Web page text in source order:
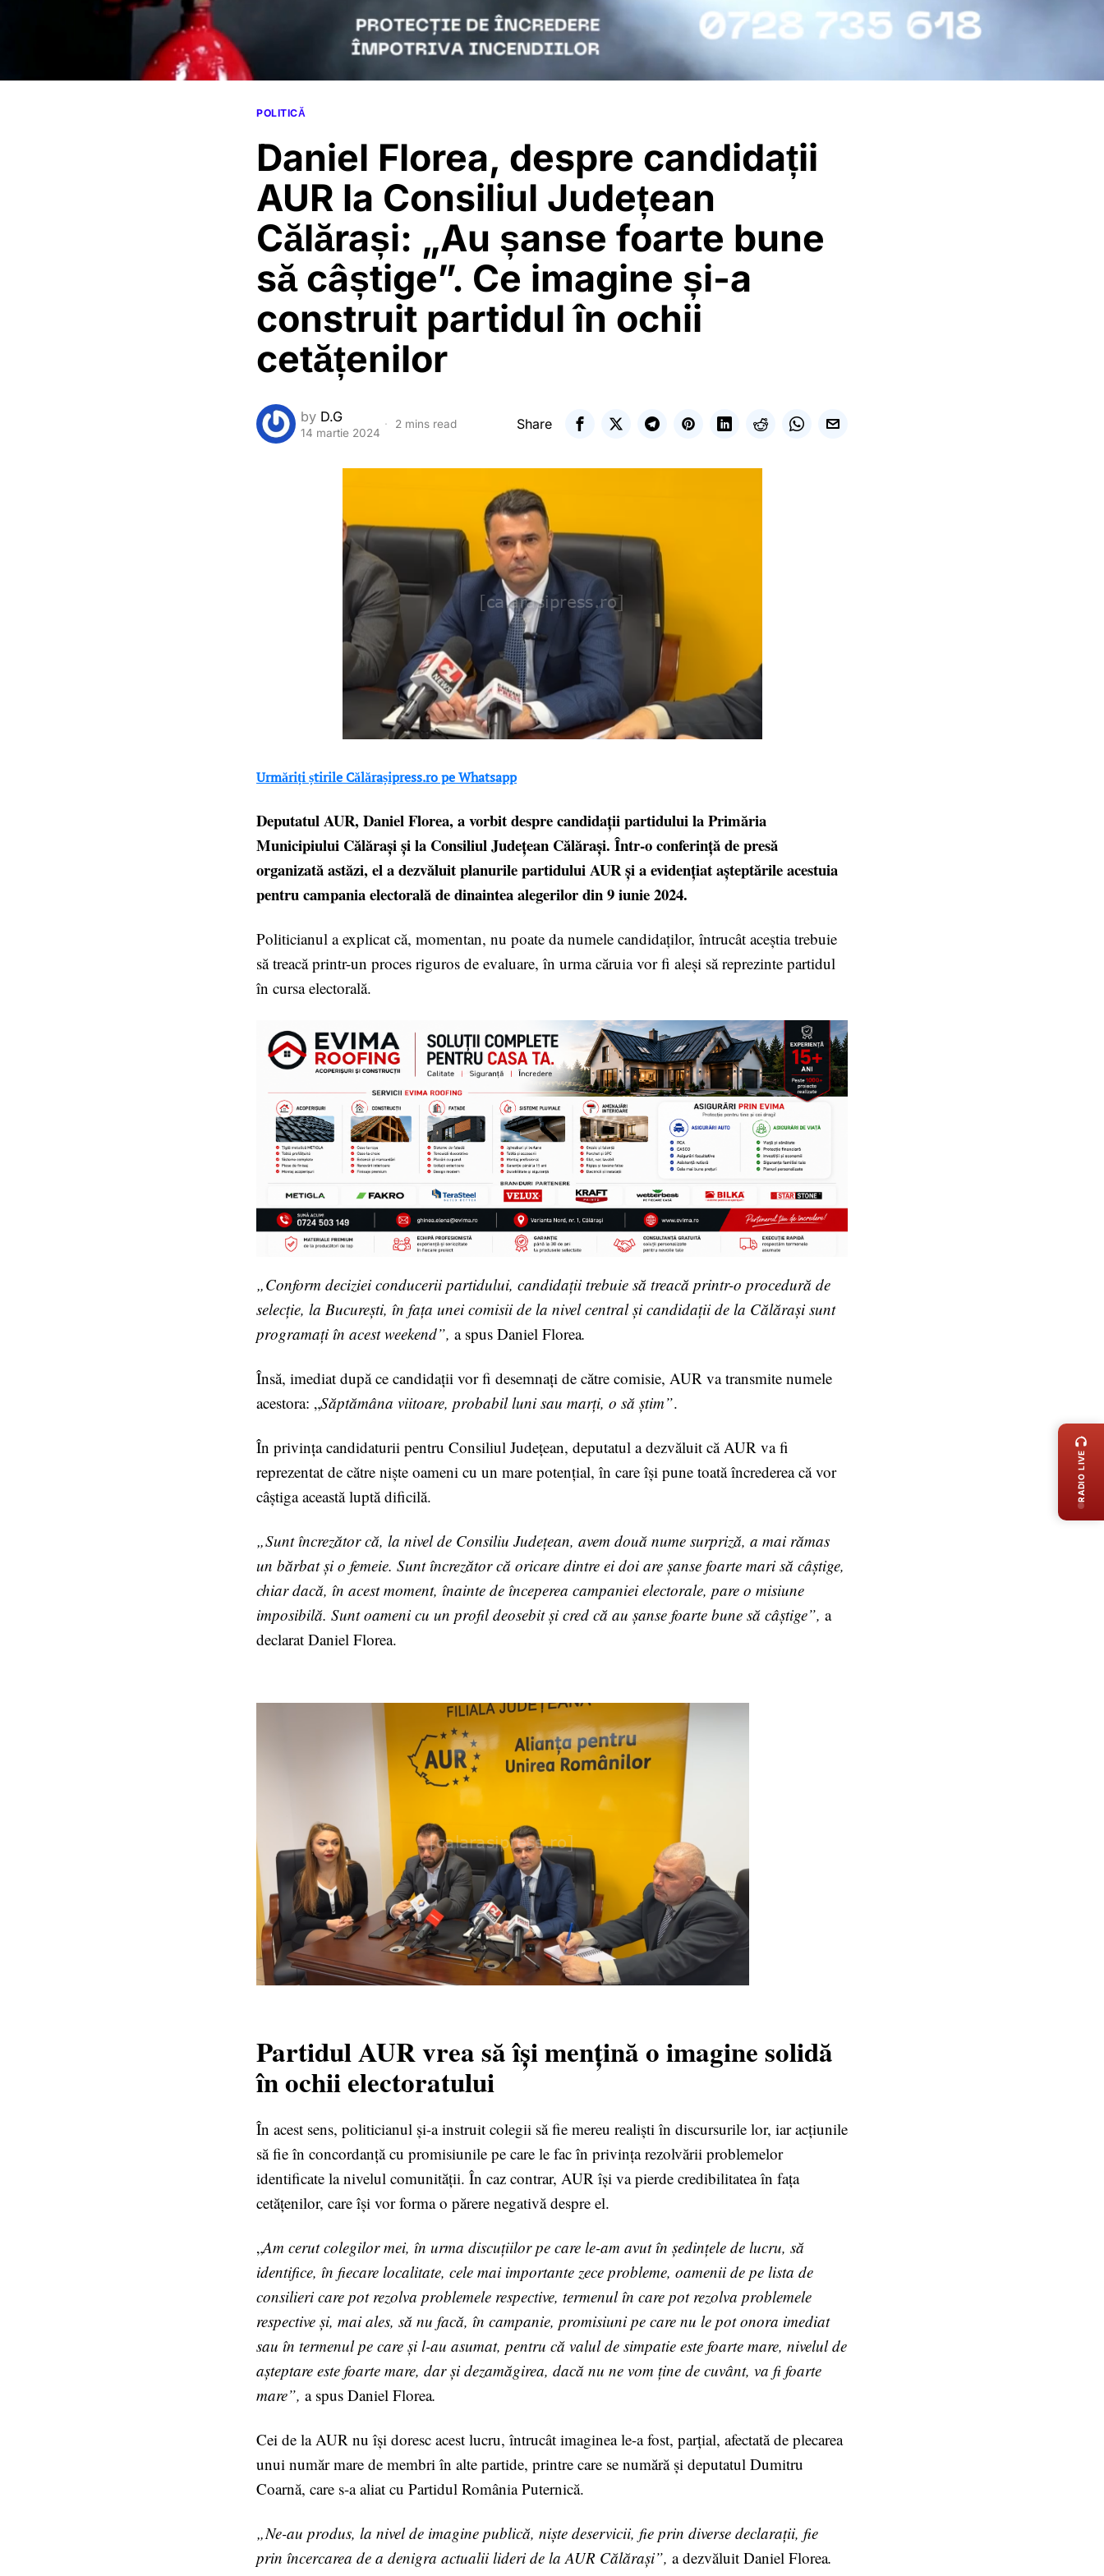
POLITICĂ
Daniel Florea, despre candidații
AUR la Consiliul Județean
Călărași: „Au șanse foarte bune
să câștige”. Ce imagine și-a
construit partidul în ochii
cetățenilor
by D.G
14 martie 2024
2 mins read Share
Urmăriți știrile Călărașipress.ro pe Whatsapp
Deputatul AUR, Daniel Florea, a vorbit despre candidații partidului la Primăria
Municipiului Călărași și la Consiliul Județean Călărași. Într-o conferință de presă
organizată astăzi, el a dezvăluit planurilepartidului AUR și a evidențiat așteptările acestuia
pentru campania electorală de dinaintea alegerilor din 9 iunie 2024.
Politicianul a explicat că, momentan, nu poate da numele candidaților, întrucât aceștia trebuie
să treacă printr-un proces riguros de evaluare, în urma căruia vor fi aleși să reprezinte partidul
în cursa electorală.
„Conform deciziei conducerii partidului, candidații trebuie să treacă printr-o procedură de
selecție, la București, în fața unei comisii de la nivel central și candidații de la Călărași sunt
programați în acest weekend”, a spus Daniel Florea.
Însă, imediat după ce candidații vor fi desemnați de către comisie, AUR va transmite numele
acestora: „Săptămâna viitoare, probabil luni sau marți, o să știm”.
În privința candidaturii pentru Consiliul Județean, deputatul a dezvăluit că AUR va fi
reprezentat de către niște oameni cu un mare potențial, în care își pune toată încrederea că vor
câștiga această luptă dificilă.
„Sunt încrezător că, la nivel de Consiliu Județean, avem două nume surpriză, a mai rămas
un bărbat și o femeie. Sunt încrezător că oricare dintre ei doi are șanse foarte mari să câștige,
chiar dacă, în acest moment, înainte de începerea campaniei electorale, pare o misiune
imposibilă. Sunt oameni cu un profil deosebit și cred că au șanse foarte bune să câștige”, a
declarat Daniel Florea.
Partidul AUR vrea să își mențină o imagine solidă
în ochii electoratului
În acest sens, politicianul și-a instruit colegii să fie mereu realiști în discursurile lor, iar acțiunile
să fie în concordanță cu promisiunile pe care le fac în privința rezolvării problemelor
identificate la nivelul comunității. În caz contrar, AUR își va pierde credibilitatea în fața
cetățenilor, care își vor forma o părere negativă despre el.
„Am cerut colegilor mei, în urma discuțiilor pe care le-am avut în ședințele de lucru, să
identifice, în fiecare localitate, cele mai importante zece probleme, oamenii de pe lista de
consilieri care pot rezolva problemele respective, termenul în care pot rezolva problemele
respective și, mai ales, să nu facă, în campanie, promisiuni pe care nu le pot onora imediat
sau în termenul pe care și l-au asumat, pentru că valul de simpatie este foarte mare, nivelul de
așteptare este foarte mare, dar și dezamăgirea, dacă nu ne vom ține de cuvânt, va fi foarte
mare”, a spus Daniel Florea.
Cei de la AUR nu își doresc acest lucru, întrucât imaginea le-a fost, parțial, afectată de plecarea
unui număr mare de membri în alte partide, printre care se numără și deputatul Dumitru
Coarnă, care s-a aliat cu Partidul România Puternică.
„Ne-au produs, la nivel de imagine publică, niște deservicii, fie prin diverse declarații, fie
prin încercarea de a denigra actualii lideri de la AUR Călărași”, a dezvăluit Daniel Florea.
RADIO LIVE